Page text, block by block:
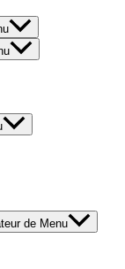
de Menu